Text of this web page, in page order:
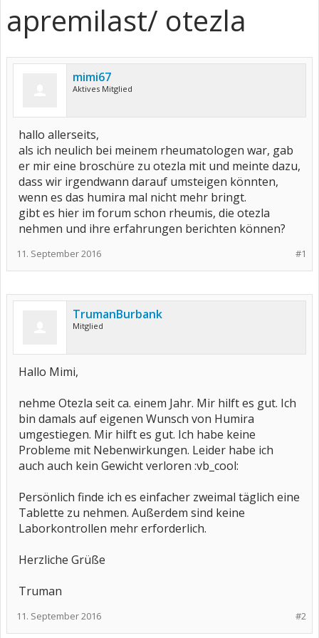
apremilast/ otezla
mimi67
Aktives Mitglied
hallo allerseits,
als ich neulich bei meinem rheumatologen war, gab
er mir eine broschüre zu otezla mit und meinte dazu,
dass wir irgendwann darauf umsteigen könnten,
wenn es das humira mal nicht mehr bringt.
gibt es hier im forum schon rheumis, die otezla
nehmen und ihre erfahrungen berichten können?
#1
11. September 2016
TrumanBurbank
Mitglied
Hallo Mimi,
nehme Otezla seit ca. einem Jahr. Mir hilft es gut. Ich
bin damals auf eigenen Wunsch von Humira
umgestiegen. Mir hilft es gut. Ich habe keine
Probleme mit Nebenwirkungen. Leider habe ich
auch auch kein Gewicht verloren :vb_cool:
Persönlich finde ich es einfacher zweimal täglich eine
Tablette zu nehmen. Außerdem sind keine
Laborkontrollen mehr erforderlich.
Herzliche Grüße
Truman
#2
11. September 2016